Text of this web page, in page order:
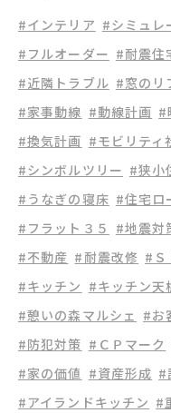
#インテリア #シミュレ
#フルオーダー #耐震住
#近隣トラブル #窓のリ
#家事動線 #動線計画 #
#換気計画 #モビリティ
#シンボルツリー #狭小
#うなぎの寝床 #住宅ロ
#フラット３５ #地震対
#不動産 #耐震改修 #Ｓ
#キッチン #キッチン天
#憩いの森マルシェ #お
#防犯対策 #ＣＰマーク
#家の価値 #資産形成 #
#アイランドキッチン #